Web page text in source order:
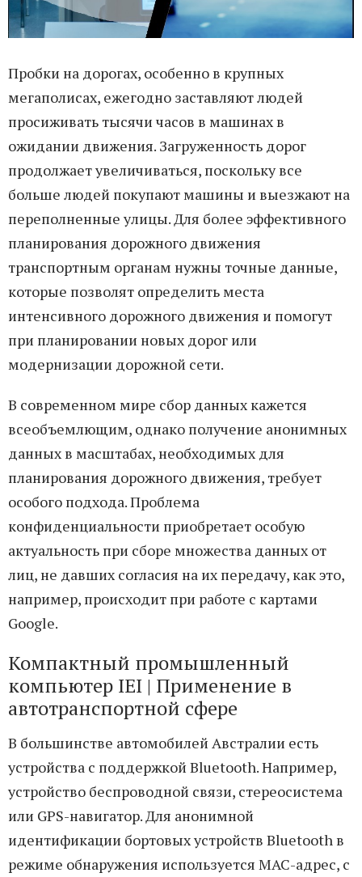
Пробки на дорогах, особенно в крупных
мегаполисах, ежегодно заставляют людей
просиживать тысячи часов в машинах в
ожидании движения. Загруженность дорог
продолжает увеличиваться, поскольку все
больше людей покупают машины и выезжают на
переполненные улицы. Для более эффективного
планирования дорожного движения
транспортным органам нужны точные данные,
которые позволят определить места
интенсивного дорожного движения и помогут
при планировании новых дорог или
модернизации дорожной сети.
В современном мире сбор данных кажется
всеобъемлющим, однако получение анонимных
данных в масштабах, необходимых для
планирования дорожного движения, требует
особого подхода. Проблема
конфиденциальности приобретает особую
актуальность при сборе множества данных от
лиц, не давших согласия на их передачу, как это,
например, происходит при работе с картами
Google.
Компактный промышленный
компьютер IEI | Применение в
автотранспортной сфере
В большинстве автомобилей Австралии есть
устройства с поддержкой Bluetooth. Например,
устройство беспроводной связи, стереосистема
или GPS-навигатор. Для анонимной
идентификации бортовых устройств Bluetooth в
режиме обнаружения используется MAC-адрес, с